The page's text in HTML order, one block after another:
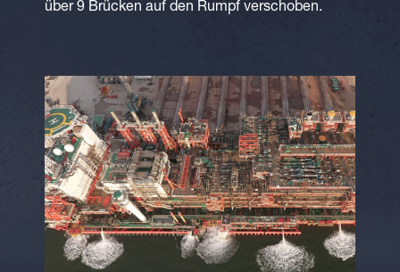
über 9 Brücken auf den Rumpf verschoben.